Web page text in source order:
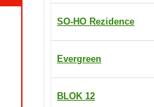
SO-HO Rezidence
Evergreen
BLOK 12